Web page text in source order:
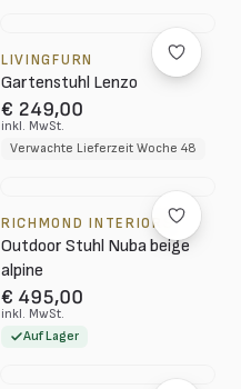
LIVINGFURN
Gartenstuhl Lenzo
€ 249,00
inkl. MwSt.
Verwachte Lieferzeit Woche 48
RICHMOND INTERIORS
Outdoor Stuhl Nuba beige
alpine
€ 495,00
inkl. MwSt.
Auf Lager